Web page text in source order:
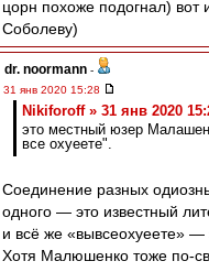
цорн похоже подогнал) вот
Соболеву)
dr. noormann -
31 янв 2020 15:28
Nikiforoff » 31 янв 2020
это местный юзер
все охуеете".
Соединение разных
одного — это известный
и всё же «вывсеохуеете» —
Хотя Малюшенко тоже по-